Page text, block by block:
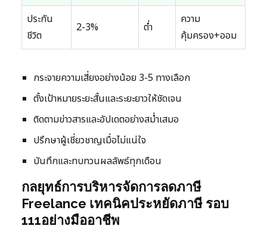
ประกัน
ชีวิต
2-3% ต่ำ
ความ
คุ้มครอง+ออม
กระจายความเสี่ยงอย่างน้อย 3-5 ทางเลือก
ตั้งเป้าหมายระยะสั้นและระยะยาวให้ชัดเจน
ติดตามข่าวสารและอัปเดตอย่างสม่ำเสมอ
ปรึกษาผู้เชี่ยวชาญเมื่อไม่แน่ใจ
บันทึกและทบทวนผลลัพธ์ทุกเดือน
กลยุทธ์การบริหารจัดการลดภาษี
Freelance เทคนิคประหยัดภาษี รอบ
111อย่างมืออาชีพ